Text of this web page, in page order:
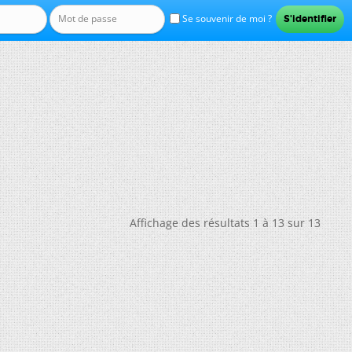
Se souvenir de moi ?
Affichage des résultats 1 à 13 sur 13